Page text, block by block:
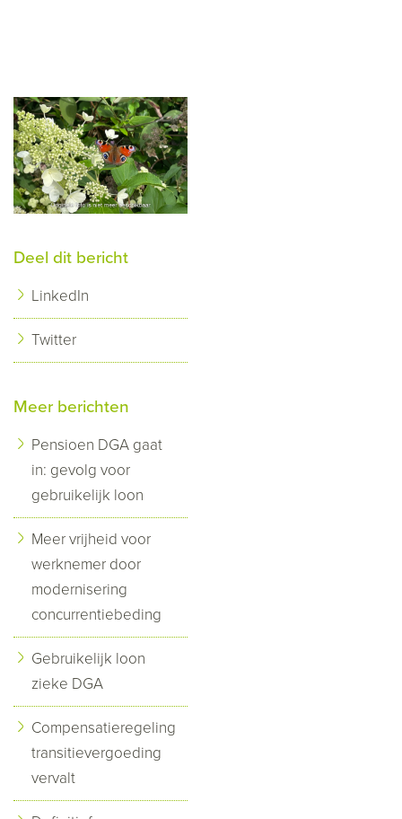
Deel dit bericht
LinkedIn
Twitter
Meer berichten
Pensioen DGA gaat
in: gevolg voor
gebruikelijk loon
Meer vrijheid voor
werknemer door
modernisering
concurrentiebeding
Gebruikelijk loon
zieke DGA
Compensatieregeling
transitievergoeding
vervalt